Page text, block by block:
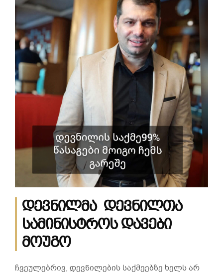
დევნილმა დევნილთა
სამინისტროს დავები
მოუგო
ჩვეულებრივ, დევნილების საქმეებზე ხელს არ